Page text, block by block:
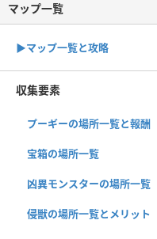
マップ一覧
▶︎マップ一覧と攻略
収集要素
プーギーの場所一覧と報酬
宝箱の場所一覧
凶異モンスターの場所一覧
侵獣の場所一覧とメリット